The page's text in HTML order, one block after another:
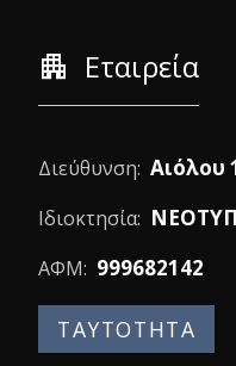
apartment Εταιρεία
Διεύθυνση: Αιόλου
Ιδιοκτησία:
ΑΦΜ: 999682142
ΤΑΥΤΟΤΗΤΑ